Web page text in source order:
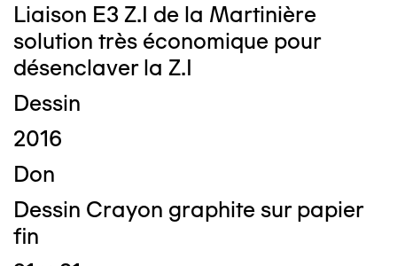
Liaison E3 Z.I de la Martinière
solution très économique pour
désenclaver la Z.I
Dessin
2016
Don
Dessin Crayon graphite sur papier
fin